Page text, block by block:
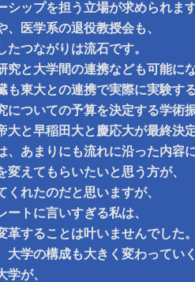
シップを担う立場が求められま
、医学系の退役教授会も、
たつながりは流石です。
究と大学間の連携なども可能に
も東大との連携で実際に実験す
についての予算を決定する学術
大と早稲田大と慶応大が最終決
、あまりにも流れに沿った内容
変えてもらいたいと思う方が、
くれたのだと思いますが、
ートに言いすぎる私は、
革することは叶いませんでした
大学の構成も大きく変わってい
学が、